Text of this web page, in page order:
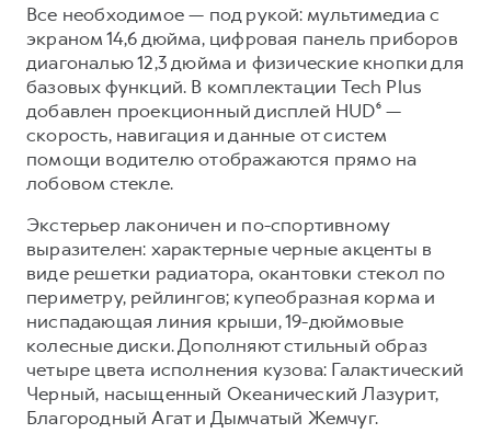
Все необходимое — под рукой: мультимедиа с
экраном 14,6 дюйма, цифровая панель приборов
диагональю 12,3 дюйма и физические кнопки для
базовых функций. В комплектации Tech Plus
добавлен проекционный дисплей HUD⁶ —
скорость, навигация и данные от систем
помощи водителю отображаются прямо на
лобовом стекле.
Экстерьер лаконичен и по-спортивному
выразителен: характерные черные акценты в
виде решетки радиатора, окантовки стекол по
периметру, рейлингов; купеобразная корма и
ниспадающая линия крыши, 19-дюймовые
колесные диски. Дополняют стильный образ
четыре цвета исполнения кузова: Галактический
Черный, насыщенный Океанический Лазурит,
Благородный Агат и Дымчатый Жемчуг.